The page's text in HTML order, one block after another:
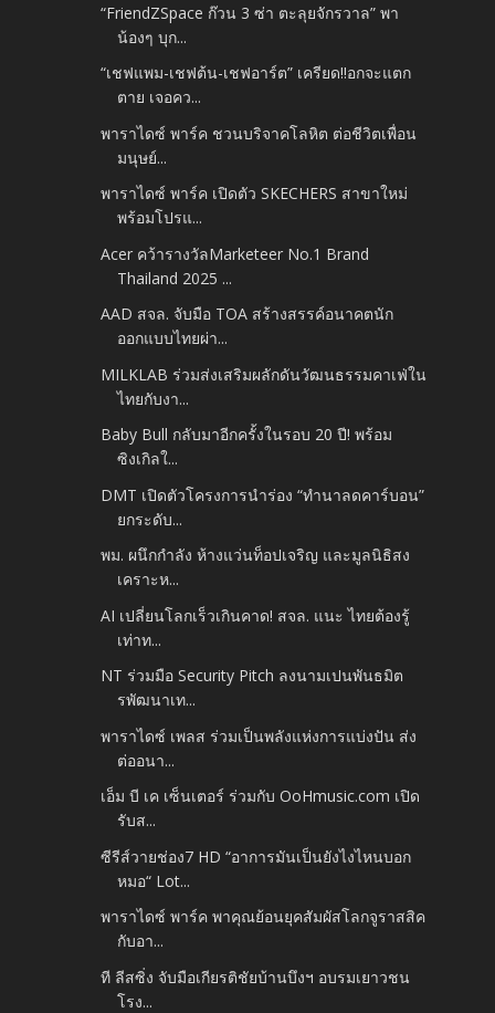
“FriendZSpace ก๊วน 3 ซ่า ตะลุยจักรวาล” พา
น้องๆ บุก...
“เชฟแพม-เชฟต้น-เชฟอาร์ต” เครียด!!อกจะแตก
ตาย เจอคว...
พาราไดซ์ พาร์ค ชวนบริจาคโลหิต ต่อชีวิตเพื่อน
มนุษย์...
พาราไดซ์ พาร์ค เปิดตัว SKECHERS สาขาใหม่
พร้อมโปรแ...
Acer คว้ารางวัลMarketeer No.1 Brand
Thailand 2025 ...
AAD สจล. จับมือ TOA สร้างสรรค์อนาคตนัก
ออกแบบไทยผ่า...
MILKLAB ร่วมส่งเสริมผลักดันวัฒนธรรมคาเฟ่ใน
ไทยกับงา...
Baby Bull กลับมาอีกครั้งในรอบ 20 ปี! พร้อม
ซิงเกิลใ...
DMT เปิดตัวโครงการนำร่อง “ทำนาลดคาร์บอน”
ยกระดับ...
พม. ผนึกกำลัง ห้างแว่นท็อปเจริญ และมูลนิธิสง
เคราะห...
AI เปลี่ยนโลกเร็วเกินคาด! สจล. แนะ ไทยต้องรู้
เท่าท...
NT ร่วมมือ Security Pitch ลงนามเปนพันธมิต
รพัฒนาเท...
พาราไดซ์ เพลส ร่วมเป็นพลังแห่งการแบ่งปัน ส่ง
ต่ออนา...
เอ็ม บี เค เซ็นเตอร์ ร่วมกับ OoHmusic.com เปิด
รับส...
ซีรีส์วายช่อง7 HD “อาการมันเป็นยังไงไหนบอก
หมอ“ Lot...
พาราไดซ์ พาร์ค พาคุณย้อนยุคสัมผัสโลกจูราสสิค
กับอา...
ที ลีสซิ่ง จับมือเกียรติชัยบ้านบึงฯ อบรมเยาวชน
โรง...